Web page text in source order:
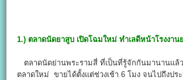
1.) ตลาดนัดยาสูบ เปิดโฉมใหม่ ทำเลดีหน้าโรงงาน
ตลาดนัดย่านพระรามสี่ ที่เป็นที่รู้จักกันมานานแล้
ตลาดใหม่ ขายได้ตั้งแต่ช่วงเช้า 6 โมง จนไปถึงปร